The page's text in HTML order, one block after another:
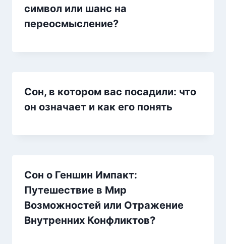
символ или шанс на
переосмысление?
Сон, в котором вас посадили: что
он означает и как его понять
Сон о Геншин Импакт:
Путешествие в Мир
Возможностей или Отражение
Внутренних Конфликтов?